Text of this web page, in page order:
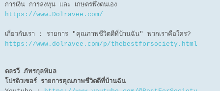
การเงิน การลงทุน และ เกษตรพึ่งตนเอง
https://www.Dolravee.com/
เกี่ยวกับเรา : รายการ "คุณภาพชีวิตดีที่บ้านฉัน" พวกเราคือใคร?
https://www.dolravee.com/p/thebestforsociety.html
ดลรวี ภัทรกุลพิมล
โปรดิวเซอร์ รายการคุณภาพชีวิตดีที่บ้านฉัน